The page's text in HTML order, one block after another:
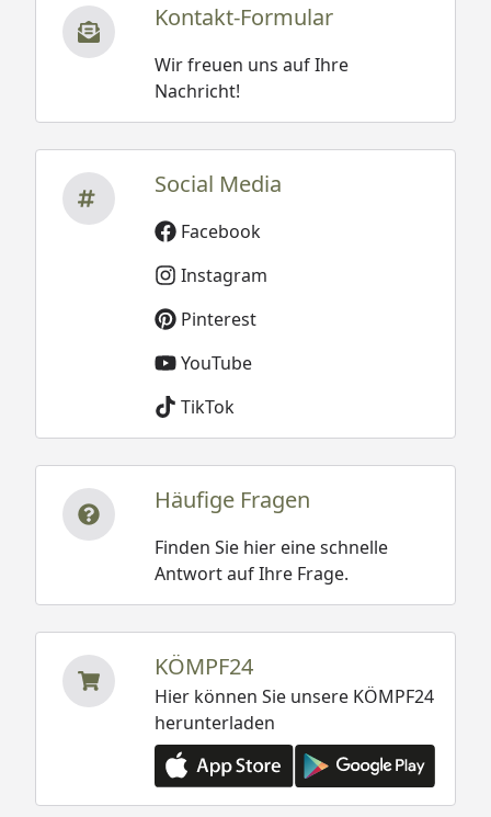
Kontakt-Formular
Wir freuen uns auf Ihre
Nachricht!
Social Media
Facebook
Instagram
Pinterest
YouTube
TikTok
Häufige Fragen
Finden Sie hier eine schnelle
Antwort auf Ihre Frage.
KÖMPF24
Hier können Sie unsere KÖMPF24
herunterladen